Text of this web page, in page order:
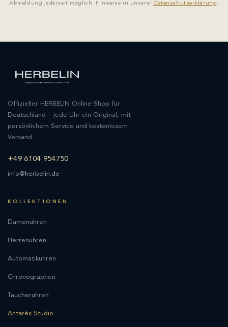
Abmeldung jederzeit möglich. Hinweise in unserer Datenschutzerklärung.
Offizieller HERBELIN Online-Shop für
Deutschland – jede Uhr ein Original, mit
persönlichem Service und kostenlosem
Versand.
+49 6104 954750
info@herbelin.de
KOLLEKTIONEN
Damenuhren
Herrenuhren
Automatikuhren
Chronographen
Taucheruhren
Antarès Studio